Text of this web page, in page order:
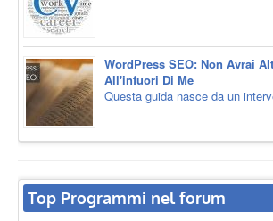
WordPress SEO: Non Avrai
All'infuori Di Me
Questa guida nasce da un
Top Programmi nel forum